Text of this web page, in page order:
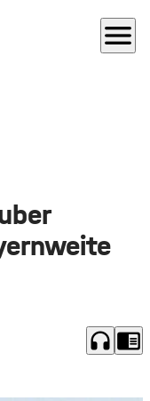
menu
headphones chrome_reader_mode